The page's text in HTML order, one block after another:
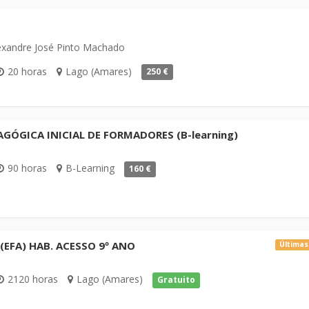
José Pinto Machado
20 horas
Lago (Amares) 250 €
INICIAL DE FORMADORES (B-learning)
90 horas B-Learning 160 €
HAB. ACESSO 9º ANO
2120 horas Lago (Amares) Gratuito